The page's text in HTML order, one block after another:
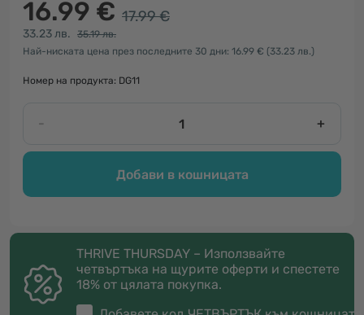
16.99 € 17.99 €
33.23 лв.
35.19 лв.
Най-ниската цена през последните 30 дни: 16.99 € (33.23 лв.)
Номер на продукта: DG11
- +
Добави в кошницата
THRIVE THURSDAY – Използвайте
четвъртъка на щурите оферти и спестете
18% от цялата покупка.